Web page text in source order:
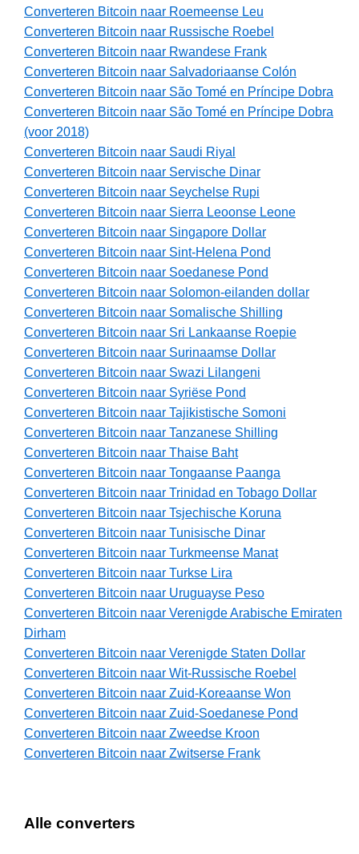
Converteren Bitcoin naar Roemeense Leu
Converteren Bitcoin naar Russische Roebel
Converteren Bitcoin naar Rwandese Frank
Converteren Bitcoin naar Salvadoriaanse Colón
Converteren Bitcoin naar São Tomé en Príncipe Dobra
Converteren Bitcoin naar São Tomé en Príncipe Dobra
(voor 2018)
Converteren Bitcoin naar Saudi Riyal
Converteren Bitcoin naar Servische Dinar
Converteren Bitcoin naar Seychelse Rupi
Converteren Bitcoin naar Sierra Leoonse Leone
Converteren Bitcoin naar Singapore Dollar
Converteren Bitcoin naar Sint-Helena Pond
Converteren Bitcoin naar Soedanese Pond
Converteren Bitcoin naar Solomon-eilanden dollar
Converteren Bitcoin naar Somalische Shilling
Converteren Bitcoin naar Sri Lankaanse Roepie
Converteren Bitcoin naar Surinaamse Dollar
Converteren Bitcoin naar Swazi Lilangeni
Converteren Bitcoin naar Syriëse Pond
Converteren Bitcoin naar Tajikistische Somoni
Converteren Bitcoin naar Tanzanese Shilling
Converteren Bitcoin naar Thaise Baht
Converteren Bitcoin naar Tongaanse Paanga
Converteren Bitcoin naar Trinidad en Tobago Dollar
Converteren Bitcoin naar Tsjechische Koruna
Converteren Bitcoin naar Tunisische Dinar
Converteren Bitcoin naar Turkmeense Manat
Converteren Bitcoin naar Turkse Lira
Converteren Bitcoin naar Uruguayse Peso
Converteren Bitcoin naar Verenigde Arabische Emiraten
Dirham
Converteren Bitcoin naar Verenigde Staten Dollar
Converteren Bitcoin naar Wit-Russische Roebel
Converteren Bitcoin naar Zuid-Koreaanse Won
Converteren Bitcoin naar Zuid-Soedanese Pond
Converteren Bitcoin naar Zweedse Kroon
Converteren Bitcoin naar Zwitserse Frank
Alle converters